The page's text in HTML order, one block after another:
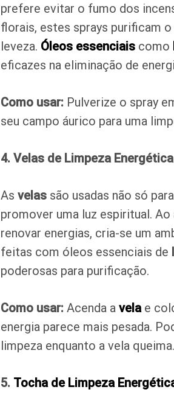
prefere evitar o fumo dos
florais, estes sprays purificam
leveza. Óleos essenciais como
eficazes na eliminação de
Como usar: Pulverize o spray
seu campo áurico para uma
4. Velas de Limpeza Energética
As velas são usadas não só
promover uma luz espiritual. Ao
renovar energias, cria-se um
feitas com óleos essenciais de
poderosas para purificação.
Como usar: Acenda a vela e
energia parece mais pesada.
limpeza enquanto a vela queima.
5. Tocha de Limpeza